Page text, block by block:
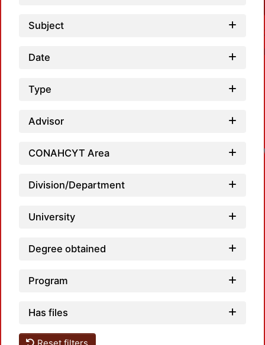
Subject
Date
Type
Advisor
CONAHCYT Area
Division/Department
University
Degree obtained
Program
Has files